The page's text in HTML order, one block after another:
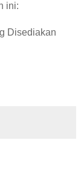
ini:
Disediakan